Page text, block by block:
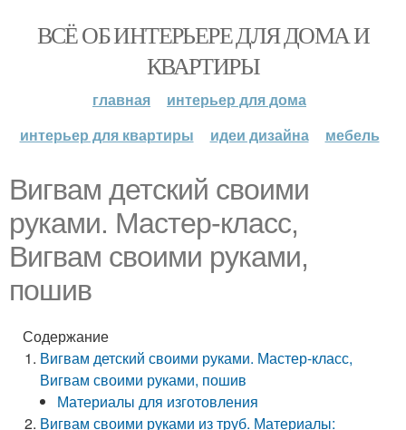
ВСЁ ОБ ИНТЕРЬЕРЕ ДЛЯ ДОМА И
КВАРТИРЫ
главная
интерьер для дома
интерьер для квартиры
идеи дизайна мебель
Вигвам детский своими
руками. Мастер-класс,
Вигвам своими руками,
пошив
Содержание
Вигвам детский своими руками. Мастер-класс,
Вигвам своими руками, пошив
Материалы для изготовления
Вигвам своими руками из труб. Материалы: